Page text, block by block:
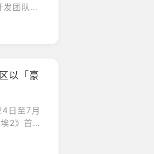
团队将
市以来
以「豪
日至7月
2》首次
下内容